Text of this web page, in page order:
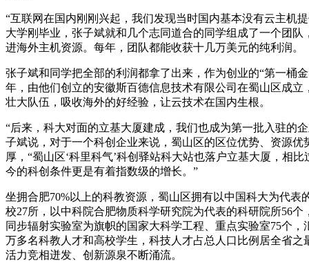
“互联网在国内刚刚兴起，我们发现当时国内基本没有云主机
大学刚毕业，张子斌就和几个志同道合的同学组成了一个团队
进海外主机资源。每年，团队都能收获十几万美元的纯利润。
张子斌和同学把全部的利润都拿了出来，作为创业的“第一桶金
年，由他们创立的安徽斯百德信息技术有限公司在蜀山区成立
壮大队伍，吸收海外的好经验，让云技术在国内生根。
“后来，科大对面的立基大厦建成，我们也成为第一批入驻的
子斌说，对于一个科创企业来说，蜀山区的区位优势、资源优
厚，“蜀山区‘科里科气’科创驿站科大站也落户立基大厦，相比
今的科创条件更是有着指数级的增长。”
坐拥合肥70%以上的科教资源，蜀山区拥有以中国科大为代表
校27所，以中科院合肥物质科学研究院为代表的科研院所56个
同步辐射实验室为旗帜的国家大科学工程、重点实验室75个，
万多名科教人才和高校学生，科技人才占总人口比例居全省之
活力竞相迸发、创新源泉不断涌流。